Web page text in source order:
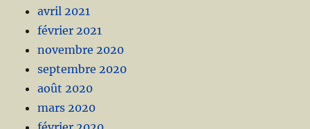
avril 2021
février 2021
novembre 2020
septembre 2020
août 2020
mars 2020